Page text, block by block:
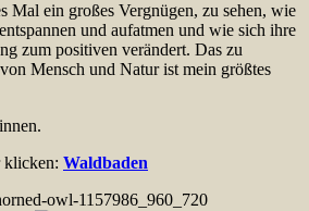
Mal ein großes Vergnügen, zu sehen, wie
und aufatmen und wie sich ihre
zum positiven verändert. Das zu
Mensch und Natur ist mein größtes
klicken: Waldbaden